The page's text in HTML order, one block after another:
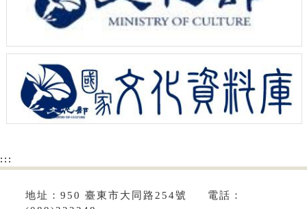
:::
地址：950 臺東市大同路254號 電話：